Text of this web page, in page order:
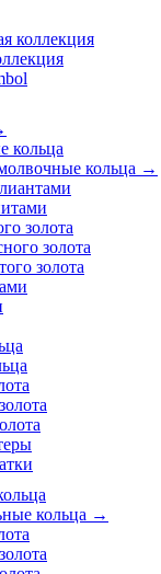
коллекция
кольца
кольца →
золота
золота
золота
кольца →